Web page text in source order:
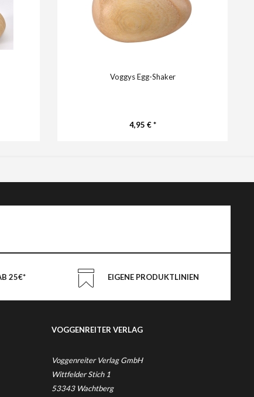
Voggys Egg-Shaker
4,95 € *
25€* EIGENE PRODUKTLINIEN
VOGGENREITER VERLAG
Voggenreiter Verlag GmbH
Wittfelder Stich 1
53343 Wachtberg